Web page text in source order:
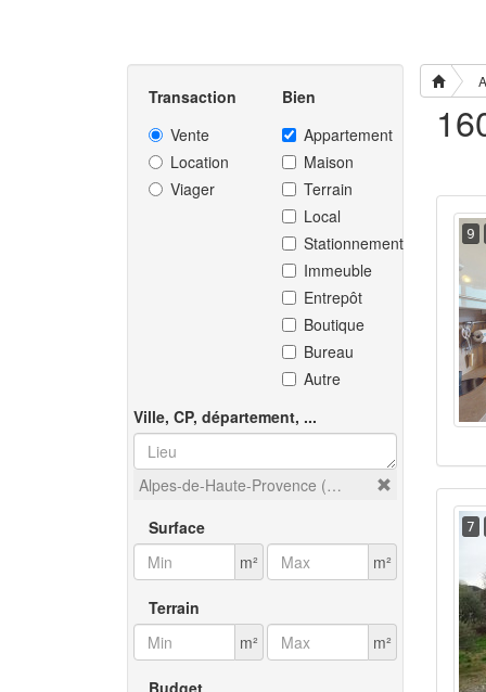
Transaction
Vente
Location
Viager
Bien
Appartement
Maison
Terrain
Local
Stationnement
Immeuble
Entrepôt
Boutique
Bureau
Autre
Ville, CP, département, ...
Alpes-de-Haute-Provence (04)
Surface
m²
m²
Terrain
m²
m²
Budget
9
7